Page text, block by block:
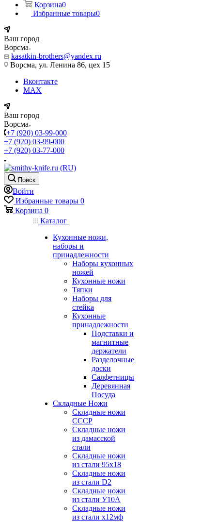
Корзина0
Избранные товары0
Ваш город
Ворсма
kasatkin-brothers@yandex.ru
Ворсма, ул. Ленина 86, цех 15
Вконтакте
MAX
Ваш город
Ворсма
+7 (920) 03-99-000
+7 (920) 03-99-000
+7 (920) 03-77-000
Поиск
Войти
Избранные товары 0
Корзина 0
Каталог
Кухонные ножи,
наборы и
принадлежности
Наборы кухонных
ножей
Кухонные ножи
Тяпки
Наборы для
стейка
Кухонные
принадлежности
Подставки и
магнитные
держатели
Разделочные
доски
Салфетницы
Деревянная
Посуда
Складные Ножи
Cкладные ножи
СССР
Складные ножи
из дамасской
стали
Складные ножи
из стали 95х18
Складные ножи
из стали D2
Складные ножи
из стали У10А
Складные ножи
из стали х12мф